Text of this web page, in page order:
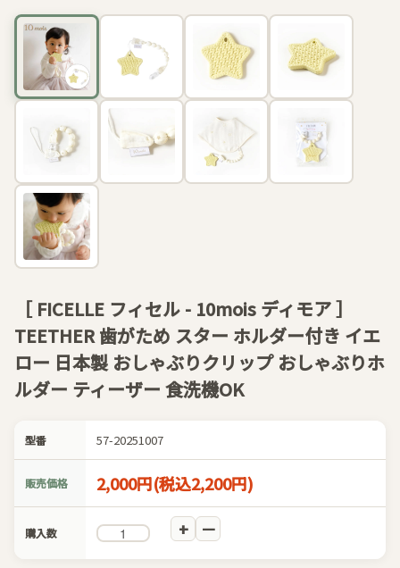
［ FICELLE フィセル - 10mois ディモア ］
TEETHER 歯がため スター ホルダー付き イエ
ロー 日本製 おしゃぶりクリップ おしゃぶりホ
ルダー ティーザー 食洗機OK
型番 57-20251007
販売価格 2,000円(税込2,200円)
購入数